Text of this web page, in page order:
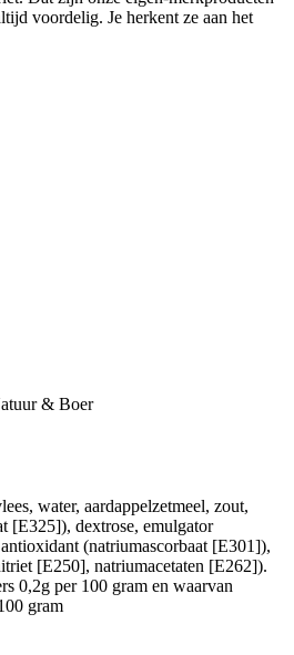
voordelig. Je herkent ze aan het
& Boer
water, aardappelzetmeel, zout,
[E325]), dextrose, emulgator
(natriumascorbaat [E301]),
[E250], natriumacetaten [E262]).
0,2g per 100 gram en waarvan
gram